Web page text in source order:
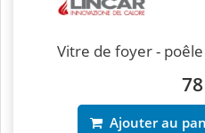
Vitre de foyer - poêle
Ajouter au